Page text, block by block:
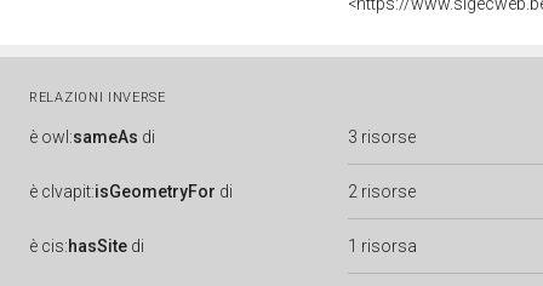
RELAZIONI INVERSE
è owl:sameAs di 3 risorse
è clvapit:isGeometryFor di 2 risorse
è cis:hasSite di 1 risorsa